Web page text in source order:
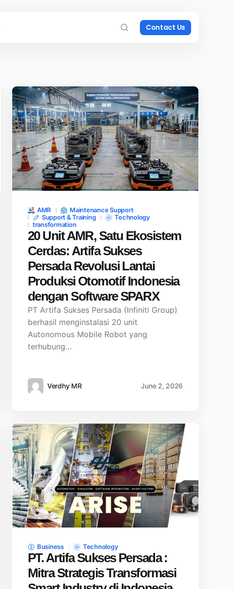
Contact Us
AMR
Maintenance Support
Support & Training
Technology
transformation
20 Unit AMR, Satu Ekosistem
Cerdas: Artifa Sukses
Persada Revolusi Lantai
Produksi Otomotif Indonesia
dengan Software SPARX
PT Artifa Sukses Persada (Infiniti Group)
berhasil menginstalasi 20 unit
Autonomous Mobile Robot yang
terhubung…
Verdhy MR June 2, 2026
Business Technology
PT. Artifa Sukses Persada :
Mitra Strategis Transformasi